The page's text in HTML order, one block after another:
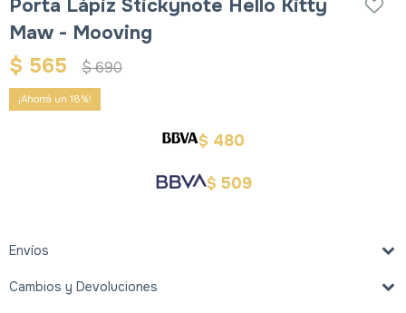
Porta Lápiz Stickynote Hello Kitty
Maw - Mooving
$ 565 $690
18
$ 480
$ 509
Envíos
Cambios y Devoluciones